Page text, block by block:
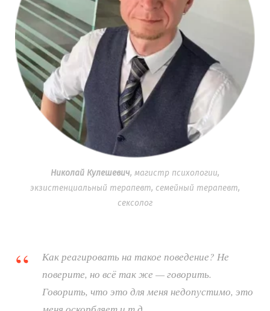
Николай Кулешевич, магистр психологии,
экзистенциальный терапевт, семейный терапевт,
сексолог
Как реагировать на такое поведение? Не
поверите, но всё так же — говорить.
Говорить, что это для меня недопустимо, это